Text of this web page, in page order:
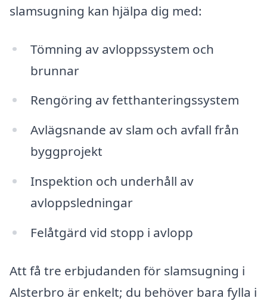
slamsugning kan hjälpa dig med:
Tömning av avloppssystem och
brunnar
Rengöring av fetthanteringssystem
Avlägsnande av slam och avfall från
byggprojekt
Inspektion och underhåll av
avloppsledningar
Felåtgärd vid stopp i avlopp
Att få tre erbjudanden för slamsugning i
Alsterbro är enkelt; du behöver bara fylla i